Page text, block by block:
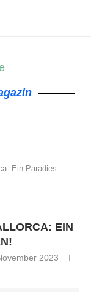
Ein Paradies
EIN
2023